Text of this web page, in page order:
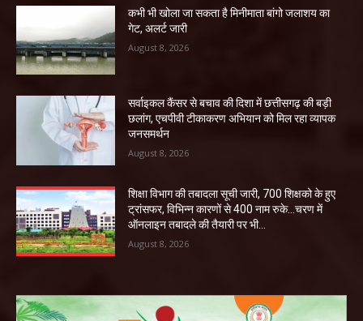
कभी भी खोला जा सकता है मिनीमाता बांगो जलाशय का
गेट, अलर्ट जारी
August 8, 2026
सर्वाइकल कैंसर से बचाव की दिशा में छत्तीसगढ़ की बड़ी
छलांग, एचपीवी टीकाकरण अभियान को मिल रहा व्यापक
जनसमर्थन
August 8, 2026
शिक्षा विभाग की तबादला सूची जारी, 700 शिक्षको के हुए
ट्रांसफर, विभिन्न कारणों से 400 नाम रुके…चरण में
ऑनलाइन तबादले की तैयारी पर भी...
August 8, 2026